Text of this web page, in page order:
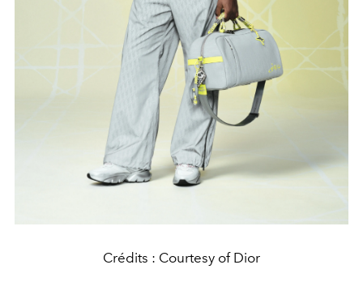
Crédits : Courtesy of Dior